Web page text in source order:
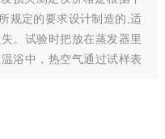
规定的要求设计制造的,适
。试验时把放在蒸发器里
浴中，热空气通过试样表